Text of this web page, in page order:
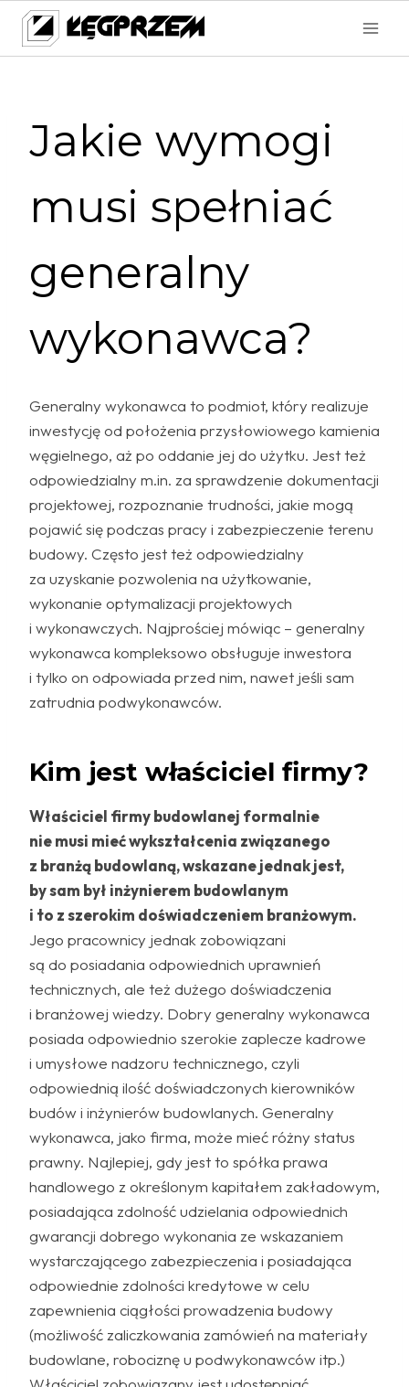
Przejdź
treści
Jakie wymogi
musi spełniać
generalny
wykonawca?
Generalny wykonawca to podmiot, który realizuje
inwestycję od położenia przysłowiowego kamienia
węgielnego, aż po oddanie jej do użytku. Jest też
odpowiedzialny m.in. za sprawdzenie dokumentacji
projektowej, rozpoznanie trudności, jakie mogą
pojawić się podczas pracy i zabezpieczenie terenu
budowy. Często jest też odpowiedzialny
za uzyskanie pozwolenia na użytkowanie,
wykonanie optymalizacji projektowych
i wykonawczych. Najprościej mówiąc – generalny
wykonawca kompleksowo obsługuje inwestora
i tylko on odpowiada przed nim, nawet jeśli sam
zatrudnia podwykonawców.
Kim jest właściciel firmy?
Właściciel firmy budowlanej formalnie
nie musi mieć wykształcenia związanego
z branżą budowlaną, wskazane jednak jest,
by sam był inżynierem budowlanym
i to z szerokim doświadczeniem branżowym.
Jego pracownicy jednak zobowiązani
są do posiadania odpowiednich uprawnień
technicznych, ale też dużego doświadczenia
i branżowej wiedzy. Dobry generalny wykonawca
posiada odpowiednio szerokie zaplecze kadrowe
i umysłowe nadzoru technicznego, czyli
odpowiednią ilość doświadczonych kierowników
budów i inżynierów budowlanych. Generalny
wykonawca, jako firma, może mieć różny status
prawny. Najlepiej, gdy jest to spółka prawa
handlowego z określonym kapitałem zakładowym,
posiadająca zdolność udzielania odpowiednich
gwarancji dobrego wykonania ze wskazaniem
wystarczającego zabezpieczenia i posiadająca
odpowiednie zdolności kredytowe w celu
zapewnienia ciągłości prowadzenia budowy
(możliwość zaliczkowania zamówień na materiały
budowlane, robociznę u podwykonawców itp.)